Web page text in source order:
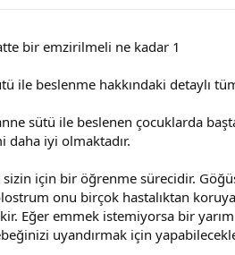
bir emzirilmeli ne kadar 1
ile beslenme hakkındaki detaylı
sütü ile beslenen çocuklarda
daha iyi olmaktadır.
için bir öğrenme sürecidir.
onu birçok hastalıktan
Eğer emmek istemiyorsa bir
uyandırmak için